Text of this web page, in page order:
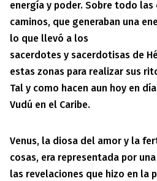
energía y poder. Sobre todo
caminos, que generaban una
lo que llevó a los
sacerdotes y sacerdotisas de
estas zonas para realizar sus
Tal y como hacen aun hoy en
Vudú en el Caribe.
Venus, la diosa del amor y la
cosas, era representada por
las revelaciones que hizo en la